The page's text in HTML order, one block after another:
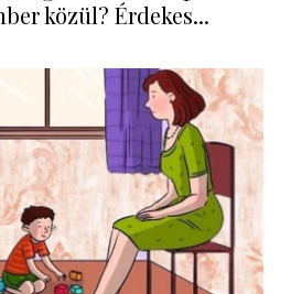
közül? Érdekes...